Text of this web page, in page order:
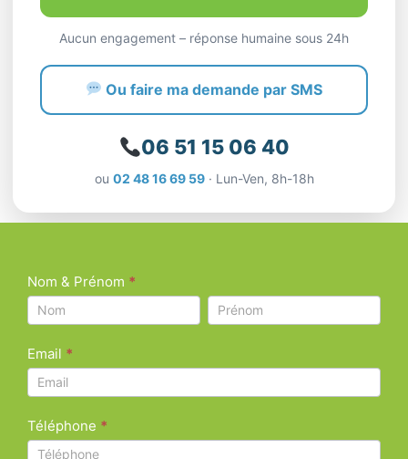
Aucun engagement – réponse humaine sous 24h
Ou faire ma demande par SMS
06 51 15 06 40
ou 02 48 16 69 59· Lun-Ven, 8h-18h
Formulaire
de
contact :
Études de
sol
Nom & Prénom *
Nom
&
Prénom
Nom
&
Email *
Téléphone *